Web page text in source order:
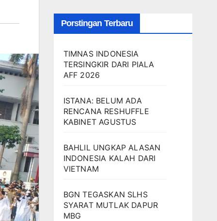
Porstingan Terbaru
TIMNAS INDONESIA
TERSINGKIR DARI PIALA
AFF 2026
ISTANA: BELUM ADA
RENCANA RESHUFFLE
KABINET AGUSTUS
BAHLIL UNGKAP ALASAN
INDONESIA KALAH DARI
VIETNAM
BGN TEGASKAN SLHS
SYARAT MUTLAK DAPUR
MBG